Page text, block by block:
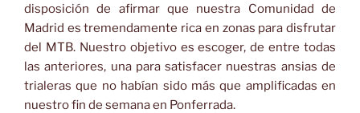
disposición de afirmar que nuestra Comunidad de
Madrid es tremendamente rica en zonas para disfrutar
del MTB. Nuestro objetivo es escoger, de entre todas
las anteriores, una para satisfacer nuestras ansias de
trialeras que no habían sido más que amplificadas en
nuestro fin de semana en Ponferrada.